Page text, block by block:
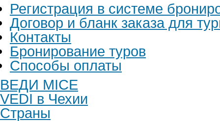
Регистрация в системе
Договор и бланк заказа для
Контакты
Бронирование туров
Способы оплаты
ВЕДИ MICE
VEDI в Чехии
Страны